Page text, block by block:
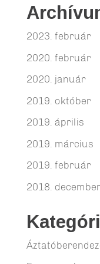
2023. február
2020. február
2020. január
2019. október
2019. április
2019. március
2019. február
2018.